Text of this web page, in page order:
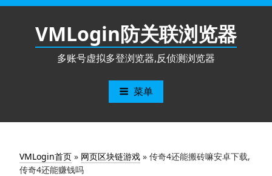
跳
VMLogin防关联浏览器
多账号虚拟多登浏览器,反侦测浏览器
菜单
VMLogin首页 » 网页区块链游戏 » 传奇4还能搬砖嘛安卓下载,
传奇4还能赚钱吗